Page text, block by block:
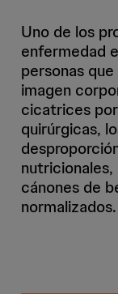
Uno de los
enfermedad
personas
imagen
cicatrices
quirúrgicas,
nutricionales,
cánones de
normalizados.